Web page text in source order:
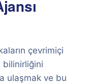
çevrimiçi
bilinirliğini
ulaşmak ve bu